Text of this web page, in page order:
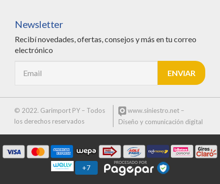
Newsletter
Recibí novedades, ofertas, consejos y más en tu correo
electrónico
© 2022. Garimport PY – Todos
los derechos reservados
www.siniestro.net –
Diseño y comunicación digital